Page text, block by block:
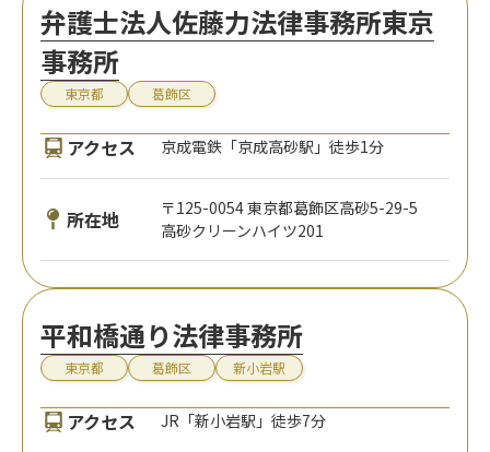
弁護士法人佐藤力法律事務所東京
事務所
東京都 葛飾区
アクセス 京成電鉄「京成高砂駅」徒歩1分
所在地
〒125-0054 東京都葛飾区高砂5-29-5
高砂クリーンハイツ201
平和橋通り法律事務所
東京都 葛飾区 新小岩駅
アクセス JR「新小岩駅」徒歩7分